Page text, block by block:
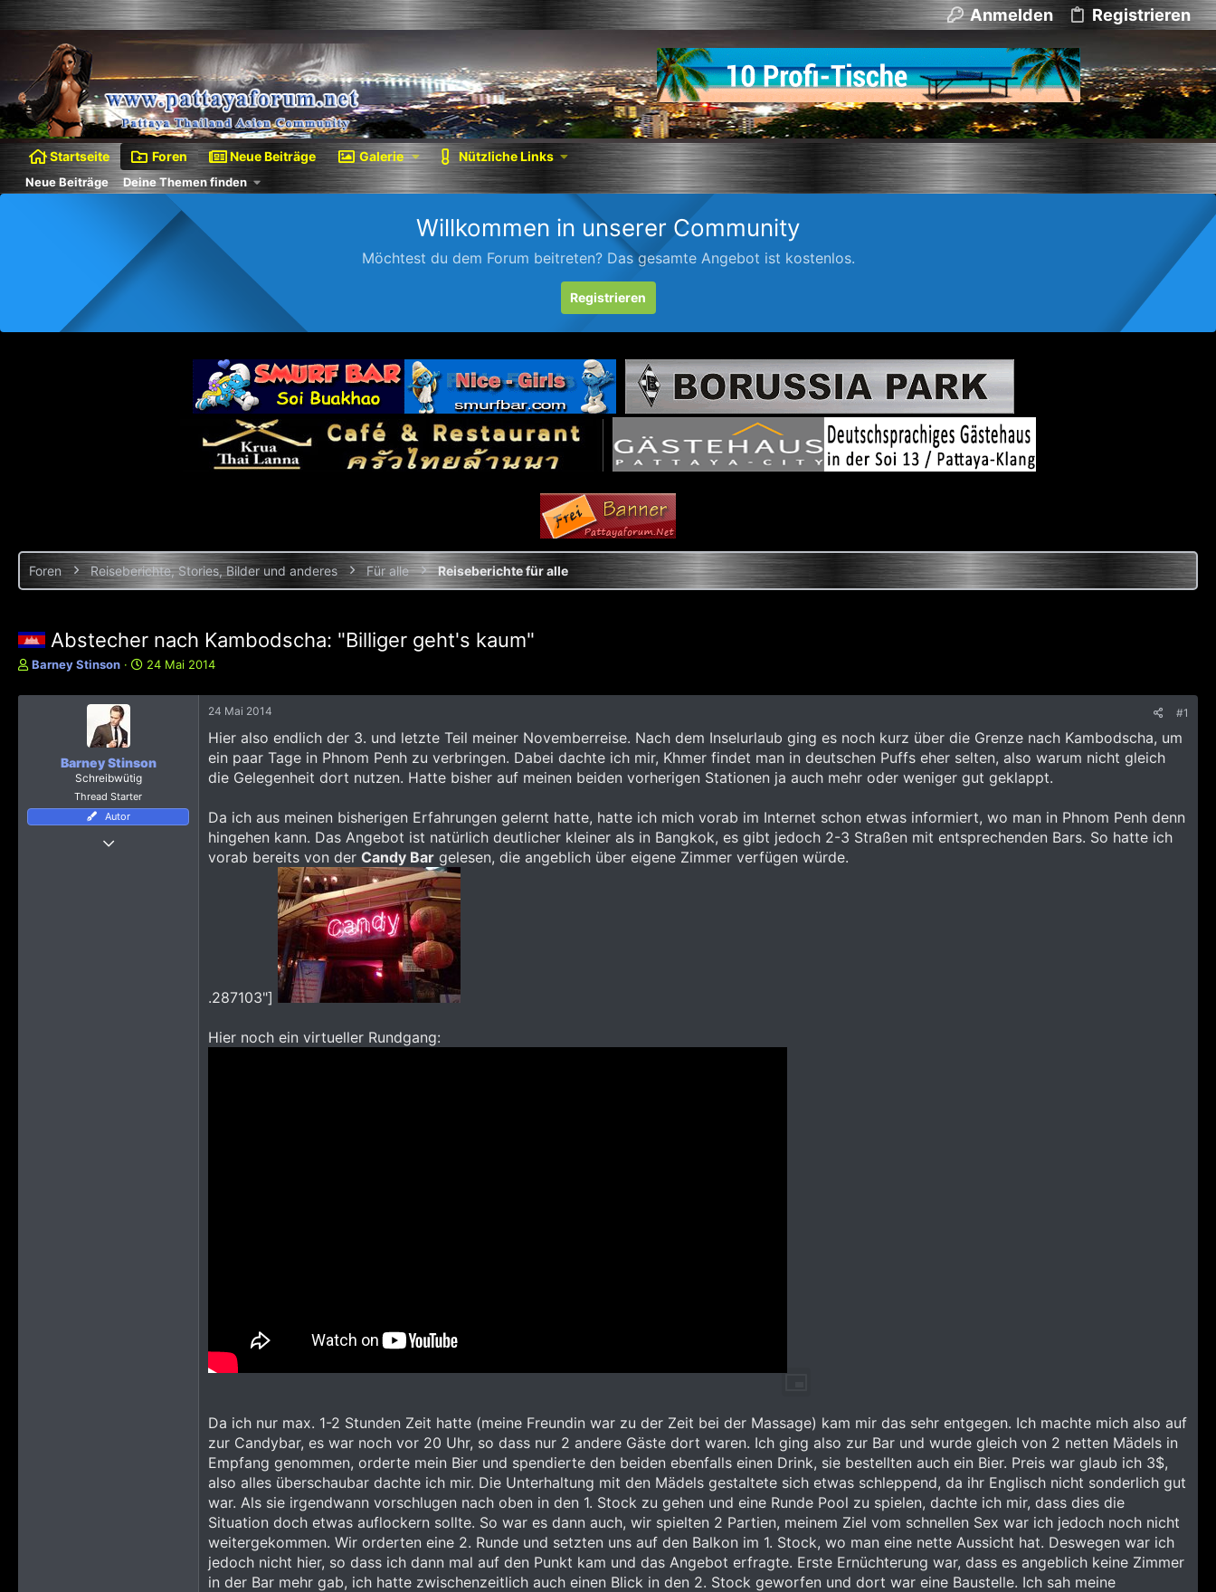
Anmelden Registrieren
Startseite Foren Neue Beiträge Galerie Nützliche Links
Neue Beiträge Deine Themen finden
Willkommen in unserer Community
Möchtest du dem Forum beitreten? Das gesamte Angebot ist kostenlos.
Registrieren
Foren Reiseberichte, Stories, Bilder und anderes Für alle Reiseberichte für alle
Abstecher nach Kambodscha: "Billiger geht's kaum"
E
s
Barney Stinson
E
s
l
m
24 Mai 2014
Barney Stinson
Schreibwütig
Thread Starter
Autor
24 Mai 2014 #1
Hier also endlich der 3. und letzte Teil meiner Novemberreise. Nach dem Inselurlaub ging es noch kurz über die Grenze nach Kambodscha, um
ein paar Tage in Phnom Penh zu verbringen. Dabei dachte ich mir, Khmer findet man in deutschen Puffs eher selten, also warum nicht gleich
die Gelegenheit dort nutzen. Hatte bisher auf meinen beiden vorherigen Stationen ja auch mehr oder weniger gut geklappt.
Da ich aus meinen bisherigen Erfahrungen gelernt hatte, hatte ich mich vorab im Internet schon etwas informiert, wo man in Phnom Penh denn
hingehen kann. Das Angebot ist natürlich deutlicher kleiner als in Bangkok, es gibt jedoch 2-3 Straßen mit entsprechenden Bars. So hatte ich
vorab bereits von der Candy Bar gelesen, die angeblich über eigene Zimmer verfügen würde.
.287103"]
Hier noch ein virtueller Rundgang:
Da ich nur max. 1-2 Stunden Zeit hatte (meine Freundin war zu der Zeit bei der Massage) kam mir das sehr entgegen. Ich machte mich also auf
zur Candybar, es war noch vor 20 Uhr, so dass nur 2 andere Gäste dort waren. Ich ging also zur Bar und wurde gleich von 2 netten Mädels in
Empfang genommen, orderte mein Bier und spendierte den beiden ebenfalls einen Drink, sie bestellten auch ein Bier. Preis war glaub ich 3$,
also alles überschaubar dachte ich mir. Die Unterhaltung mit den Mädels gestaltete sich etwas schleppend, da ihr Englisch nicht sonderlich gut
war. Als sie irgendwann vorschlugen nach oben in den 1. Stock zu gehen und eine Runde Pool zu spielen, dachte ich mir, dass dies die
Situation doch etwas auflockern sollte. So war es dann auch, wir spielten 2 Partien, meinem Ziel vom schnellen Sex war ich jedoch noch nicht
weitergekommen. Wir orderten eine 2. Runde und setzten uns auf den Balkon im 1. Stock, wo man eine nette Aussicht hat. Deswegen war ich
jedoch nicht hier, so dass ich dann mal auf den Punkt kam und das Angebot erfragte. Erste Ernüchterung war, dass es angeblich keine Zimmer
in der Bar mehr gab, ich hatte zwischenzeitlich auch einen Blick in den 2. Stock geworfen und dort war eine Baustelle. Ich sah meine